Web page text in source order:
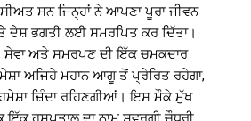
ਸਨ ਜਿਨ੍ਹਾਂ ਨੇ ਆਪਣਾ ਪੂਰਾ ਜੀਵਨ
ਦੇਸ਼ ਭਗਤੀ ਲਈ ਸਮਰਪਿਤ ਕਰ ਦਿੱਤਾ।
ਸੇਵਾ ਅਤੇ ਸਮਰਪਣ ਦੀ ਇੱਕ ਚਮਕਦਾਰ
ਅਜਿਹੇ ਮਹਾਨ ਆਗੂ ਤੋਂ ਪ੍ਰੇਰਿਤ ਰਹੇਗਾ,
ਜ਼ਿੰਦਾ ਰਹਿਣਗੀਆਂ। ਇਸ ਮੌਕੇ ਮੁੱਖ